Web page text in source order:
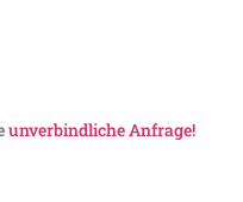
unverbindliche Anfrage!